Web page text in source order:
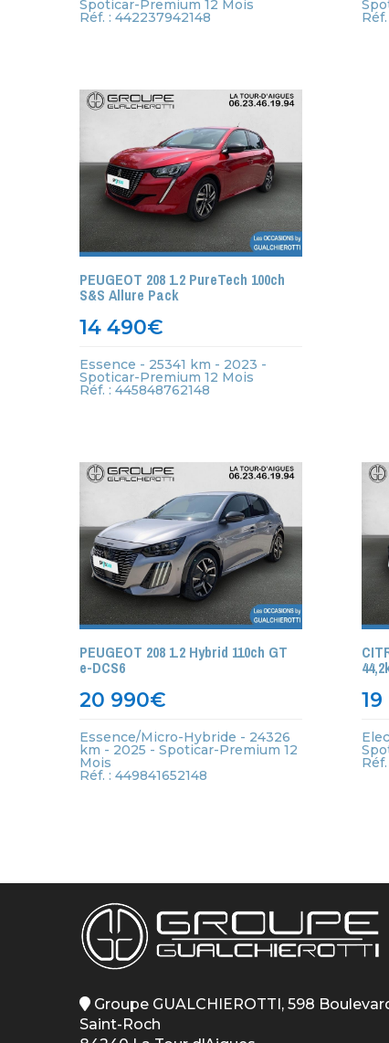
Spoticar-Premium 12 Mois
Réf. : 442237942148
PEUGEOT 208 1.2 PureTech 100ch
S&S Allure Pack
14 490€
Essence - 25341 km - 2023 -
Spoticar-Premium 12 Mois
Réf. : 445848762148
PEUGEOT 208 1.2 Hybrid 110ch GT
e-DCS6
20 990€
Essence/Micro-Hybride - 24326
km - 2025 - Spoticar-Premium 12
Mois
Réf. : 449841652148
Groupe GUALCHIEROTTI, 598
Saint-Roch